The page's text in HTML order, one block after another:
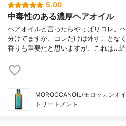
5.00
中毒性のある濃厚ヘアオイル
ヘアオイルと言ったらやっぱりコレ。
分けてますが、コレだけは外すことな
香りも重要だと思いますが、これは…
MOROCCANOIL(モロッカンオ
トリートメント